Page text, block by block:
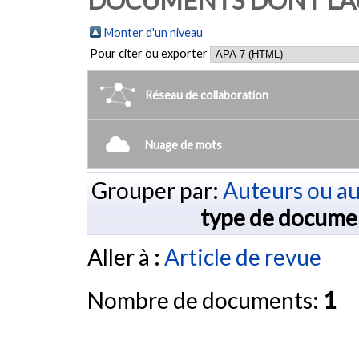
Monter d'un niveau
Pour citer ou exporter
Réseau de collaboration
Nuage de mots
Grouper par: Auteurs ou
type de
Aller à : Article de revue
Nombre de documents: 1